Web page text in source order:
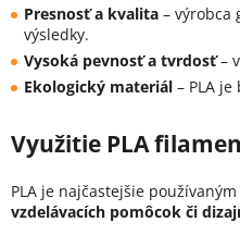
Presnosť a kvalita – výrobca
výsledky.
Vysoká pevnosť a tvrdosť–
Ekologický materiál – PLA
Využitie PLA
PLA je najčastejšie
vzdelávacích pomôcok či